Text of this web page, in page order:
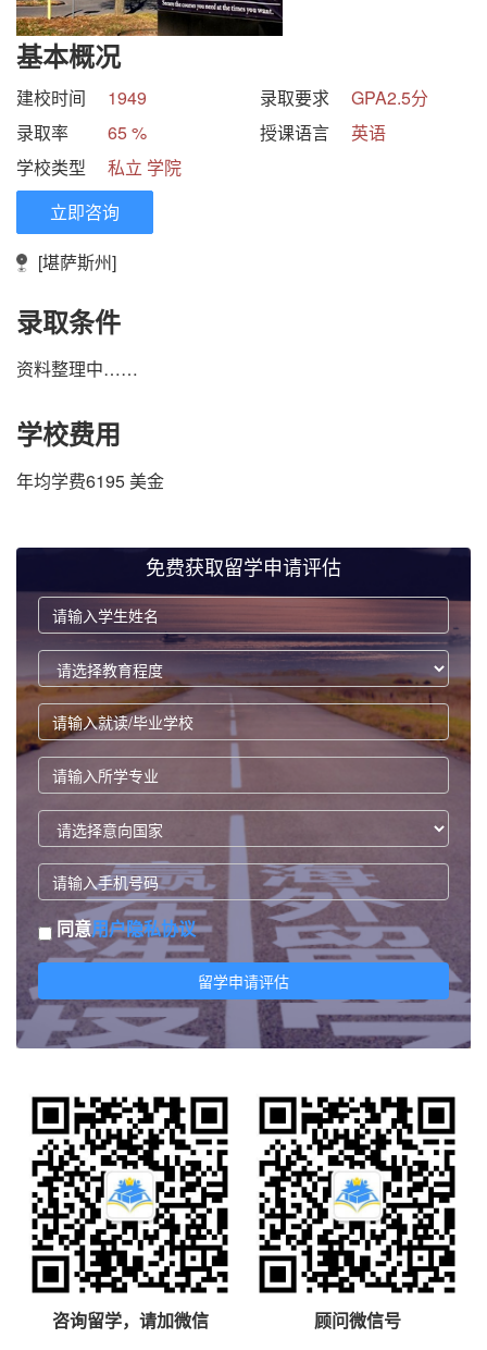
基本概况
建校时间 1949 录取要求
GPA2.5分
录取率
65 % 授课语言
英语
学校类型
私立 学院
立即咨询
[堪萨斯州]
录取条件
资料整理中……
学校费用
年均学费6195 美金
免费获取留学申请评估
同意用户隐私协议
留学申请评估
咨询留学，请加微信 顾问微信号